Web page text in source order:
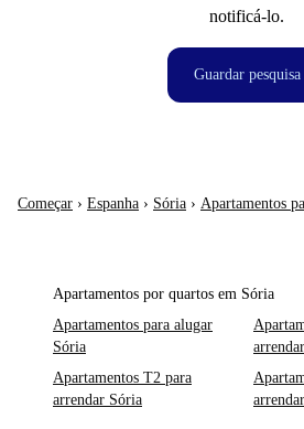
notificá-lo.
Guardar pesquisa
Começar › Espanha › Sória › Apartamentos
Apartamentos por quartos em Sória
Apartamentos para alugar
Sória
Apartamentos T2 para
arrendar Sória